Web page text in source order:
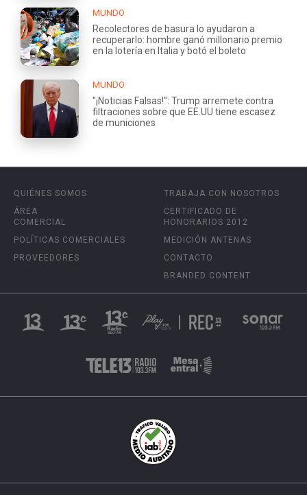
MUNDO
Recolectores de basura lo ayudaron a
recuperarlo: hombre ganó millonario premio
en la lotería en Italia y botó el boleto
MUNDO
"¡Noticias Falsas!": Trump arremete contra
filtraciones sobre que EE.UU tiene escasez
de municiones
QUIÉNES SOMOS
ÁREA
COMERCIAL
POLÍTICAS COMERCIALES
PROVEEDORES
TRABAJA CON NOSOTROS
CERTIFICADO DE
HONORARIOS 2012
MEDICIÓN ANTENAS
CONTACTO
BRANDED CONTENT